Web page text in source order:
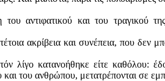
αντιφατικού και του τραγικού
ακρίβειακαι συνέπεια, που δεν
λίγο κατανοήθηκε είτε καθόλου:
του ανθρώπου, μετατρέπονται σε